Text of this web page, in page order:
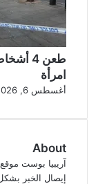
طعن
امرأة
أغسطس 6, 2026
About
آريبيا بوست
إيصال الخبر